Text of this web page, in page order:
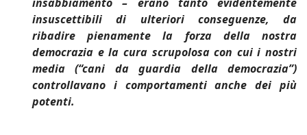
insabbiamento – erano tanto evidentemente
insuscettibili di ulteriori conseguenze, da
ribadire pienamente la forza della nostra
democrazia e la cura scrupolosa con cui i nostri
media (“cani da guardia della democrazia”)
controllavano i comportamenti anche dei più
potenti.